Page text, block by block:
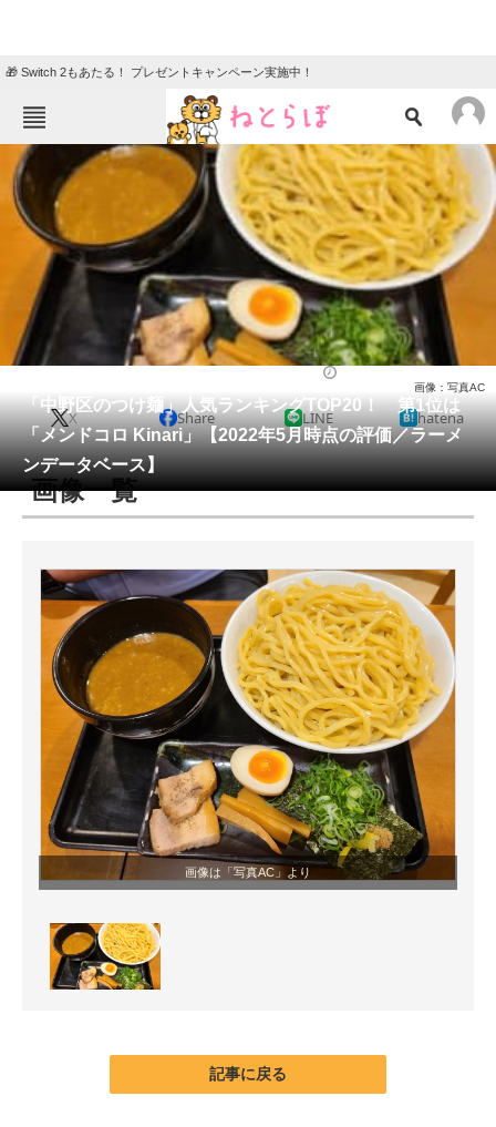
🎁 Switch 2もあたる！ プレゼントキャンペーン実施中！
ねとらぼメニュー
TOP ニュース
エンタメ クイズ
グルメ 地域
住まい 教育・育児
動物 リサーチ
会員記事
メディア
注目記事を集めた総合ページ
スマホと通信の最新トレンド
進化するPCとデバイスの未来
好きが集まる 比べて選べる
ビジネスと働き方のヒント
AI活用のいまが分かる
企業ITのトレンドを詳説
経営リーダーのコミュニティ
マーケ×ITの今がよく分かる
ITエンジニア向け専門サイト
IT製品の技術・比較・事例
「中野区のつけ麺」人気ランキングTOP20！ 第1位は
「メンドコロ Kinari」【2022年5月時点の評価／ラーメ
ンデータベース】
画像：写真AC
X Share LINE hatena
画像一覧
画像は「写真AC」より
記事に戻る